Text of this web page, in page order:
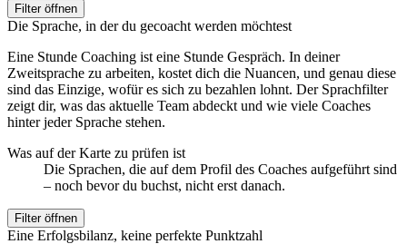
Filter öffnen
Die Sprache, in der du gecoacht werden möchtest
Eine Stunde Coaching ist eine Stunde Gespräch. In deiner
Zweitsprache zu arbeiten, kostet dich die Nuancen, und genau diese
sind das Einzige, wofür es sich zu bezahlen lohnt. Der Sprachfilter
zeigt dir, was das aktuelle Team abdeckt und wie viele Coaches
hinter jeder Sprache stehen.
Was auf der Karte zu prüfen ist
Die Sprachen, die auf dem Profil des Coaches aufgeführt sind
– noch bevor du buchst, nicht erst danach.
Filter öffnen
Eine Erfolgsbilanz, keine perfekte Punktzahl